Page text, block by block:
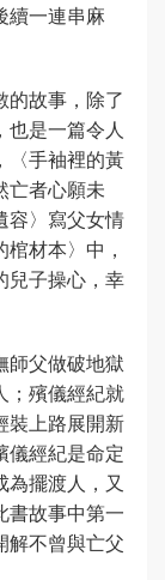
續一連串麻
的故事，除了
是一篇令人
〈手袖裡的黃
亡者心願未
容〉寫父女情
材本〉中，
兒子操心，幸
師父做破地獄
；殯儀經紀就
裝上路展開新
儀經紀是命定
為擺渡人，又
書故事中第一
解不曾與亡父